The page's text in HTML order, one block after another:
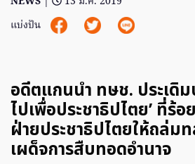
แบ่งปัน
อดีตแกนนำ ทษช. ประเดิม
ไปเพื่อประชาธิปไตย’ ที่ร้อ
ฝ่ายประชาธิปไตยให้ถล่ม
เผด็จการสืบทอดอำนาจ